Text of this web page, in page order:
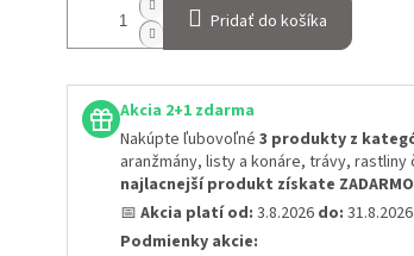
Pridať do košíka
Akcia 2+1 zdarma
Nakúpte ľubovoľné 3 produkty z
aranžmány, listy a konáre, trávy,
najlacnejší produkt získate ZADARMO
📅 Akcia platí od: 3.8.2026 do: 31.8.2026
Podmienky akcie: